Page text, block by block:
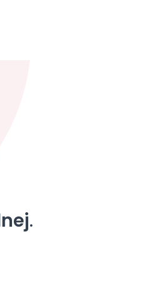
.